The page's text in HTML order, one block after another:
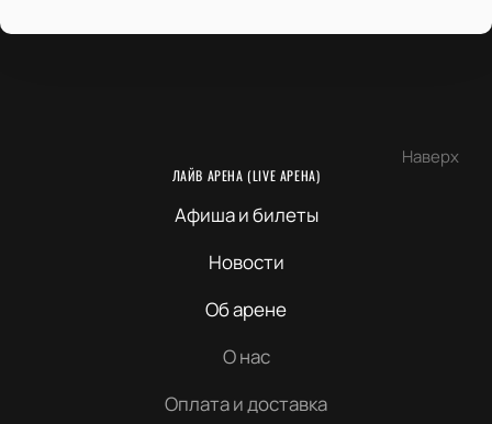
Наверх
ЛАЙВ АРЕНА (LIVE АРЕНА)
Афиша и билеты
Новости
Об арене
О нас
Оплата и доставка